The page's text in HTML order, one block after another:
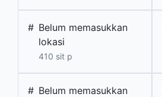
# Belum memasukkan
lokasi
410 sit p
# Belum memasukkan